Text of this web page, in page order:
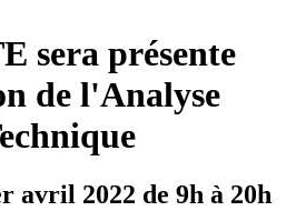
sera présente
de l'Analyse
avril 2022 de 9h à 20h